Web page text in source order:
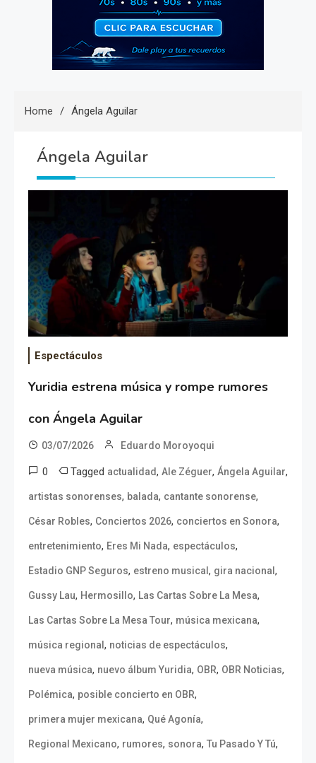
Home Ángela Aguilar
Ángela Aguilar
Espectáculos
Yuridia estrena música y rompe rumores
con Ángela Aguilar
03/07/2026 Eduardo Moroyoqui
0 Tagged actualidad, Ale Zéguer, Ángela Aguilar,
artistas sonorenses, balada, cantante sonorense,
César Robles, Conciertos 2026, conciertos en Sonora,
entretenimiento, Eres Mi Nada, espectáculos,
Estadio GNP Seguros, estreno musical , gira nacional ,
Gussy Lau, Hermosillo, Las Cartas Sobre La Mesa,
Las Cartas Sobre La Mesa Tour, música mexicana,
música regional , noticias de espectáculos,
nueva música, nuevo álbum Yuridia, OBR, OBR Noticias,
Polémica, posible concierto en OBR,
primera mujer mexicana, Qué Agonía,
Regional Mexicano, rumores, sonora, Tu Pasado Y Tú,